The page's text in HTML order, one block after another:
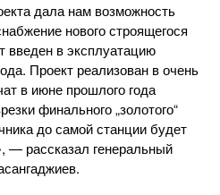
дала нам возможность
нового строящегося
введен в эксплуатацию
Проект реализован в очень
в июне прошлого года
финального „золотого“
до самой станции будет
— рассказал генеральный